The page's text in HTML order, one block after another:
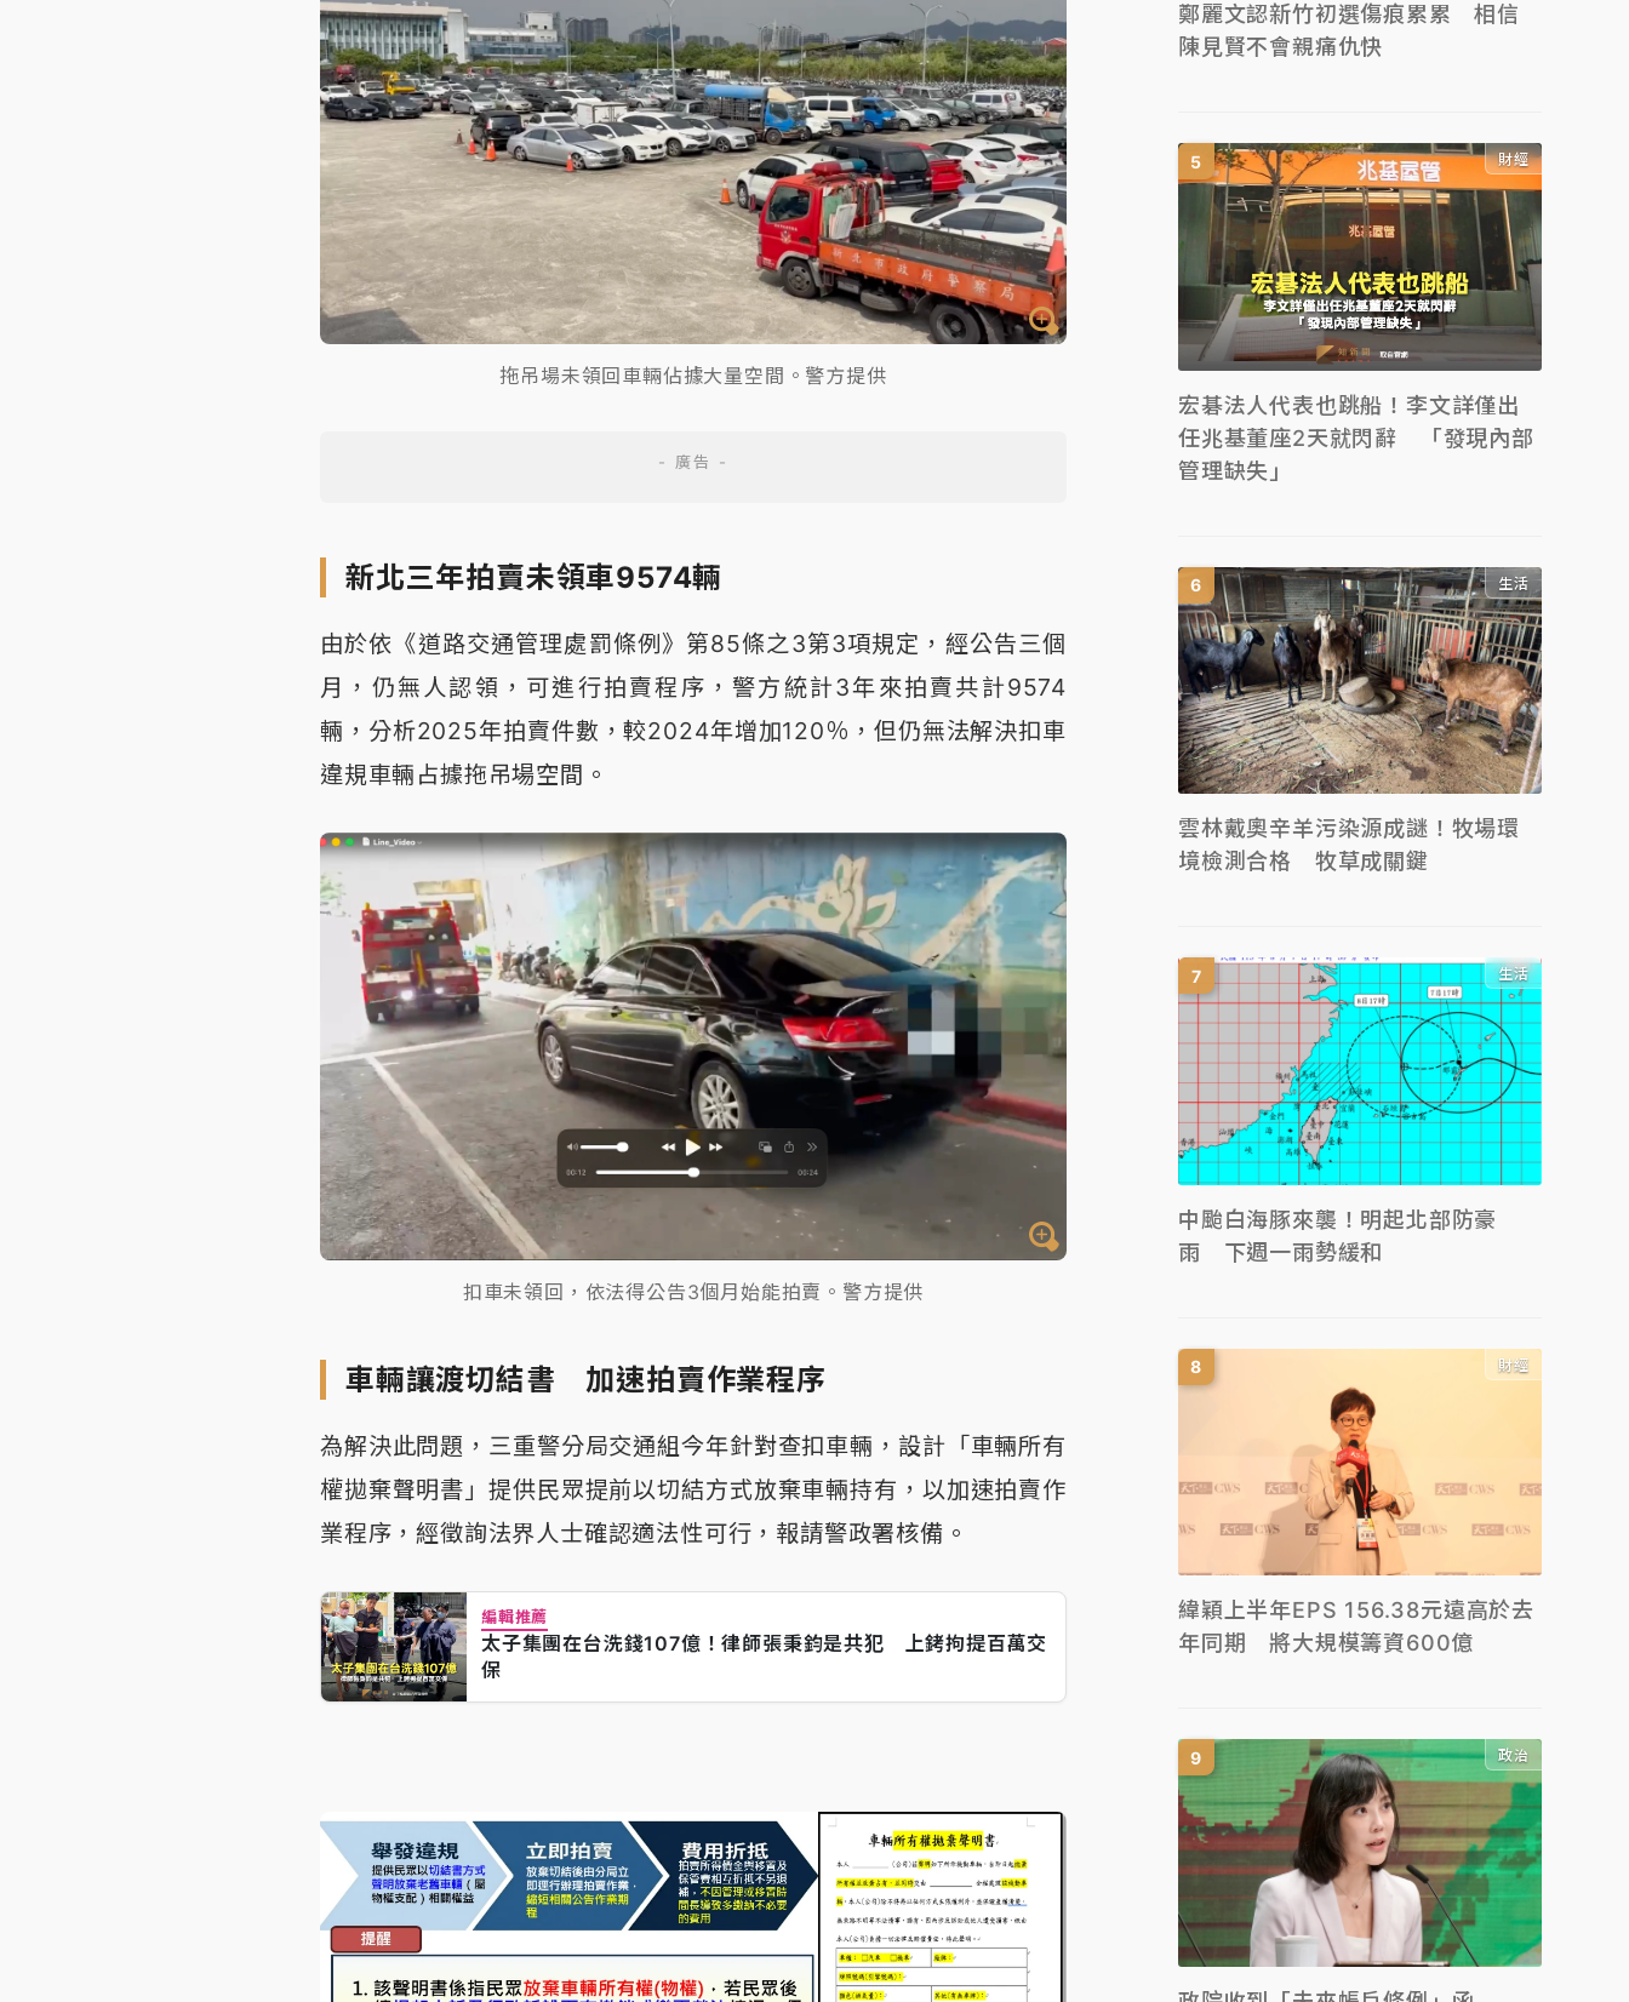
拖吊場未領回車輛佔據大量空間。警方提供
新北三年拍賣未領車9574輛
由於依《道路交通管理處罰條例》第85條之3第3項規定，經公告三個
月，仍無人認領，可進行拍賣程序，警方統計3年來拍賣共計9574
輛，分析2025年拍賣件數，較2024年增加120％，但仍無法解決扣車
違規車輛占據拖吊場空間。
扣車未領回，依法得公告3個月始能拍賣。警方提供
車輛讓渡切結書 加速拍賣作業程序
為解決此問題，三重警分局交通組今年針對查扣車輛，設計「車輛所有
權拋棄聲明書」提供民眾提前以切結方式放棄車輛持有，以加速拍賣作
業程序，經徵詢法界人士確認適法性可行，報請警政署核備。
編輯推薦
太子集團在台洗錢107億！律師張秉鈞是共犯 上銬拘提百萬交
保
鄭麗文認新竹初選傷痕累累 相信
陳見賢不會親痛仇快
財經
宏碁法人代表也跳船！李文詳僅出
任兆基董座2天就閃辭 「發現內部
管理缺失」
生活
雲林戴奧辛羊污染源成謎！牧場環
境檢測合格 牧草成關鍵
生活
中颱白海豚來襲！明起北部防豪
雨 下週一雨勢緩和
財經
緯穎上半年EPS 156.38元遠高於去
年同期 將大規模籌資600億
政治